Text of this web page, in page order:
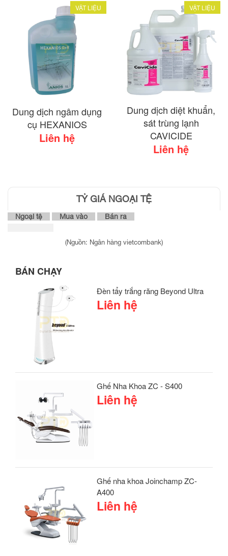
VẬT LIỆU
Dung dịch ngâm dụng
cụ HEXANIOS
Liên hệ
VẬT LIỆU
Dung dịch diệt khuẩn,
sát trùng lạnh
CAVICIDE
Liên hệ
TỶ GIÁ NGOẠI TỆ
Ngoại tệ Mua vào Bán ra
(Nguồn: Ngân hàng vietcombank)
BÁN CHẠY
Đèn tẩy trắng răng Beyond Ultra
Liên hệ
Ghế Nha Khoa ZC - S400
Liên hệ
Ghế nha khoa Joinchamp ZC-
A400
Liên hệ